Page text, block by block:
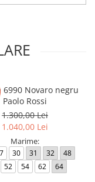
6990 Novaro negru
Paolo Rossi
1.300,00 Lei
1.040,00 Lei
Marime:
30 31 32
48
52 54 62 64